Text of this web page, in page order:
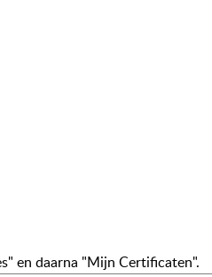
en daarna "Mijn Certificaten".